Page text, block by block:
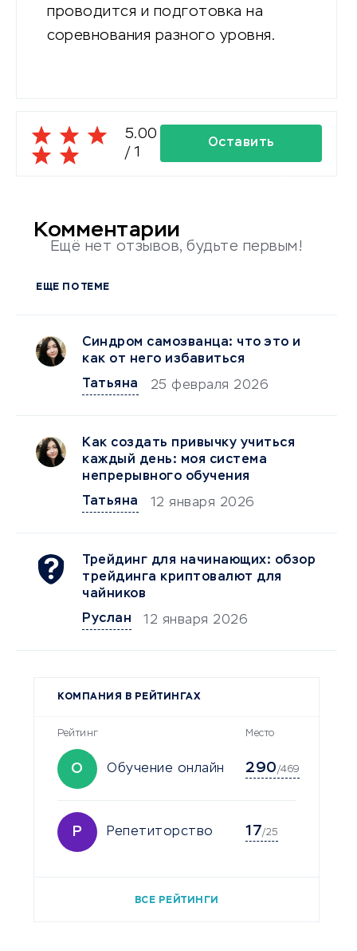
проводится и подготовка на
соревнования разного уровня.
5.00
/ 1
Оставить
Комментарии
Ещё нет отзывов, будьте первым!
ЕЩЕ ПО ТЕМЕ
Синдром самозванца: что это и
как от него избавиться
Татьяна
25 февраля 2026
Как создать привычку учиться
каждый день: моя система
непрерывного обучения
Татьяна
12 января 2026
Трейдинг для начинающих: обзор
трейдинга криптовалют для
чайников
Руслан
12 января 2026
КОМПАНИЯ В РЕЙТИНГАХ
Рейтинг Место
О Обучение онлайн 290/469
Р Репетиторство 17/25
ВСЕ РЕЙТИНГИ